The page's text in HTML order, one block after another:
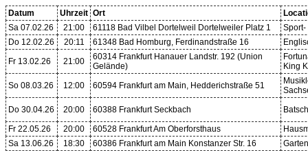
Datum Uhrzeit Ort
Sa 07.02.26
21:00 61118 Bad Vilbel Dortelweil Dortelweiler Platz 1
Sport-
Do 12.02.26
20:11 61348 Bad Homburg, Ferdinandstraße 16
Fr 13.02.26
21:00
60314 Frankfurt Hanauer Landstr. 192 (Union
Gelände)
King
So 08.03.26
12:00 60594 Frankfurt am Main, Hedderichstraße 51
Do 30.04.26
20:00 60388 Frankfurt Seckbach
Fr 22.05.26
20:00 60528 Frankfurt Am Oberforsthaus
Sa 13.06.26
18:30 60386 Frankfurt am Main Konstanzer Str. 16